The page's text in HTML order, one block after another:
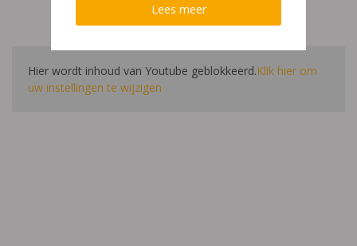
Hier wordt inhoud van Youtube geblokkeerd.Klik hier om
uw instellingen te wijzigen
Lees meer